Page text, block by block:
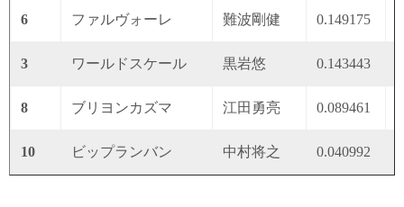
6 ファルヴォーレ 難波剛健 0.149175
3 ワールドスケール 黒岩悠 0.143443
8 ブリヨンカズマ 江田勇亮 0.089461
10 ビップランバン 中村将之 0.040992